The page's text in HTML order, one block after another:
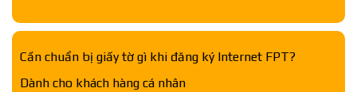
Cần chuẩn bị giấy tờ gì khi đăng ký Internet FPT?
Dành cho khách hàng cá nhân